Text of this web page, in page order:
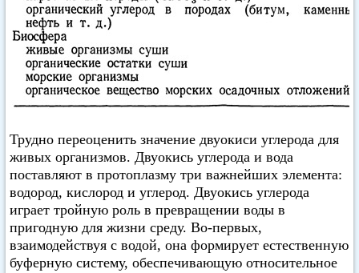
Трудно переоценить значение двуокиси углерода для
живых организмов. Двуокись углерода и вода
поставляют в протоплазму три важнейших элемента:
водород, кислород и углерод. Двуокись углерода
играет тройную роль в превращении воды в
пригодную для жизни среду. Во-первых,
взаимодействуя с водой, она формирует естественную
буферную систему, обеспечивающую относительное